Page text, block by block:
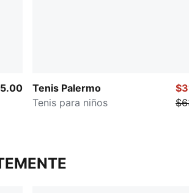
Tenis Palermo
Tenis para niños